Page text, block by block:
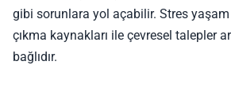
gibi sorunlara yol açabilir. Stres
çıkma kaynakları ile çevresel talepler
bağlıdır.